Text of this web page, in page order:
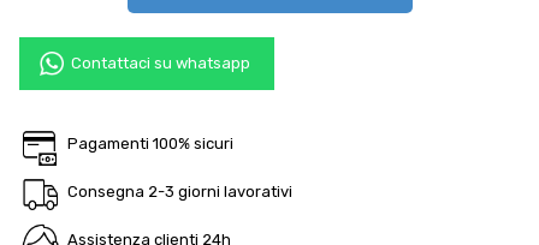
Contattaci su whatsapp
Pagamenti 100% sicuri
Consegna 2-3 giorni lavorativi
Assistenza clienti 24h